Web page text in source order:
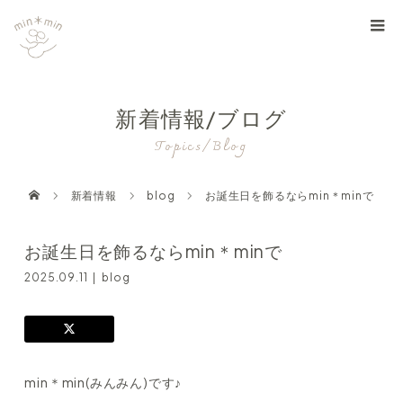
新着情報/ブログ
Topics/Blog
新着情報 blog お誕生日を飾るならmin＊minで
お誕生日を飾るならmin＊minで
2025.09.11 blog
min＊min(みんみん)です♪